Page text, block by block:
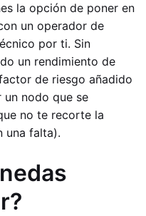
la opción de poner en
un operador de
por ti. Sin
un rendimiento de
de riesgo añadido
nodo que se
no te recorte la
una falta).